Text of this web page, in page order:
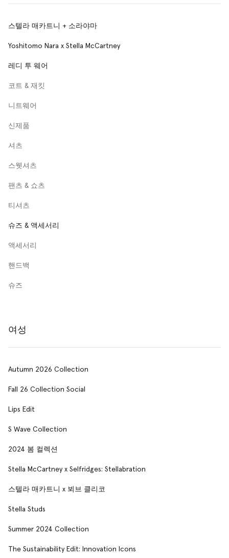
스텔라 매카트니 + 소라야마
Yoshitomo Nara x Stella McCartney
레디 투 웨어
코트 & 재킷
니트웨어
신제품
셔츠
스웻셔츠
팬츠 & 쇼츠
티셔츠
슈즈 & 액세서리
액세서리
핸드백
슈즈
여성
Autumn 2026 Collection
Fall 26 Collection Social
Lips Edit
S Wave Collection
2024 봄 컬렉션
Stella McCartney x Selfridges: Stellabration
스텔라 매카트니 x 뵈브 클리코
Stella Studs
Summer 2024 Collection
The Sustainability Edit: Innovation Icons